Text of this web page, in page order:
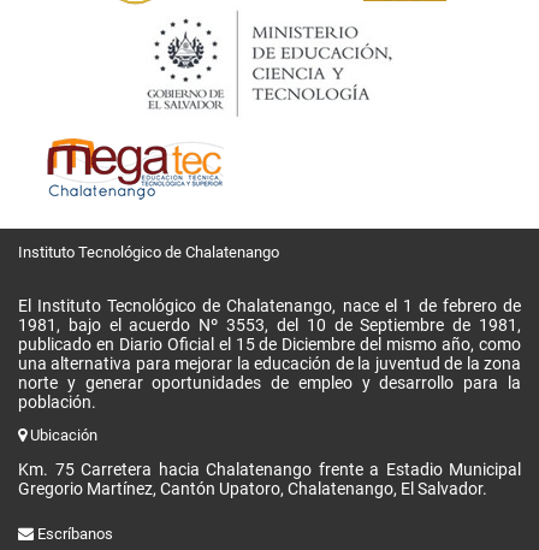
Instituto Tecnológico de Chalatenango
El Instituto Tecnológico de Chalatenango, nace el 1 de febrero de
1981, bajo el acuerdo Nº 3553, del 10 de Septiembre de 1981,
publicado en Diario Oficial el 15 de Diciembre del mismo año, como
una alternativa para mejorar la educación de la juventud de la zona
norte y generar oportunidades de empleo y desarrollo para la
población.
Ubicación
Km. 75 Carretera hacia Chalatenango frente a Estadio Municipal
Gregorio Martínez, Cantón Upatoro, Chalatenango, El Salvador.
Escríbanos